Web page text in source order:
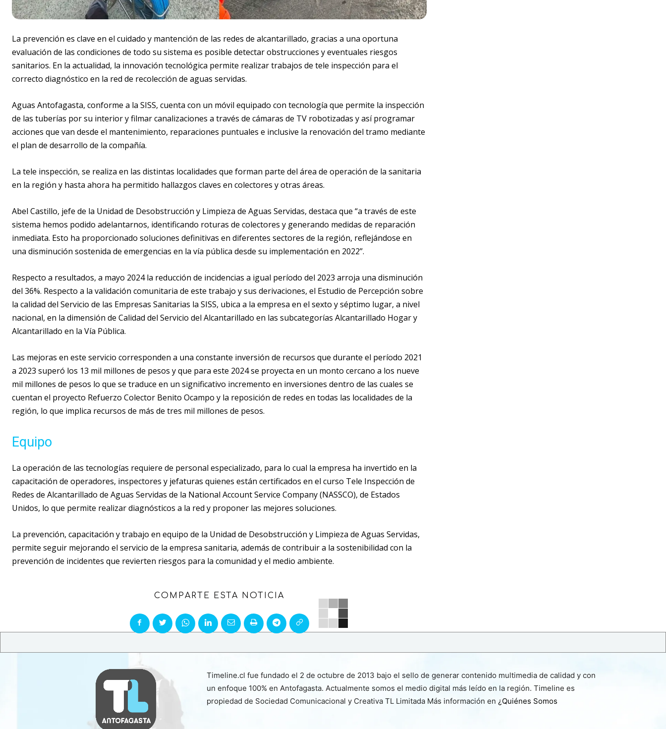
La prevención es clave en el cuidado y mantención de las redes de alcantarillado, gracias a una oportuna
evaluación de las condiciones de todo su sistema es posible detectar obstrucciones y eventuales riesgos
sanitarios. En la actualidad, la innovación tecnológica permite realizar trabajos de tele inspección para el
correcto diagnóstico en la red de recolección de aguas servidas.
Aguas Antofagasta, conforme a la SISS, cuenta con un móvil equipado con tecnología que permite la inspección
de las tuberías por su interior y filmar canalizaciones a través de cámaras de TV robotizadas y así programar
acciones que van desde el mantenimiento, reparaciones puntuales e inclusive la renovación del tramo mediante
el plan de desarrollo de la compañía.
La tele inspección, se realiza en las distintas localidades que forman parte del área de operación de la sanitaria
en la región y hasta ahora ha permitido hallazgos claves en colectores y otras áreas.
Abel Castillo, jefe de la Unidad de Desobstrucción y Limpieza de Aguas Servidas, destaca que “a través de este
sistema hemos podido adelantarnos, identificando roturas de colectores y generando medidas de reparación
inmediata. Esto ha proporcionado soluciones definitivas en diferentes sectores de la región, reflejándose en
una disminución sostenida de emergencias en la vía pública desde su implementación en 2022”.
Respecto a resultados, a mayo 2024 la reducción de incidencias a igual período del 2023 arroja una disminución
del 36%. Respecto a la validación comunitaria de este trabajo y sus derivaciones, el Estudio de Percepción sobre
la calidad del Servicio de las Empresas Sanitarias la SISS, ubica a la empresa en el sexto y séptimo lugar, a nivel
nacional, en la dimensión de Calidad del Servicio del Alcantarillado en las subcategorías Alcantarillado Hogar y
Alcantarillado en la Vía Pública.
Las mejoras en este servicio corresponden a una constante inversión de recursos que durante el período 2021
a 2023 superó los 13 mil millones de pesos y que para este 2024 se proyecta en un monto cercano a los nueve
mil millones de pesos lo que se traduce en un significativo incremento en inversiones dentro de las cuales se
cuentan el proyecto Refuerzo Colector Benito Ocampo y la reposición de redes en todas las localidades de la
región, lo que implica recursos de más de tres mil millones de pesos.
Equipo
La operación de las tecnologías requiere de personal especializado, para lo cual la empresa ha invertido en la
capacitación de operadores, inspectores y jefaturas quienes están certificados en el curso Tele Inspección de
Redes de Alcantarillado de Aguas Servidas de la National Account Service Company (NASSCO), de Estados
Unidos, lo que permite realizar diagnósticos a la red y proponer las mejores soluciones.
La prevención, capacitación y trabajo en equipo de la Unidad de Desobstrucción y Limpieza de Aguas Servidas,
permite seguir mejorando el servicio de la empresa sanitaria, además de contribuir a la sostenibilidad con la
prevención de incidentes que revierten riesgos para la comunidad y el medio ambiente.
COMPARTE ESTA NOTICIA
Timeline.cl fue fundado el 2 de octubre de 2013 bajo el sello de generar contenido multimedia de calidad y con
un enfoque 100% en Antofagasta. Actualmente somos el medio digital más leído en la región. Timeline es
propiedad de Sociedad Comunicacional y Creativa TL Limitada Más información en ¿Quiénes Somos